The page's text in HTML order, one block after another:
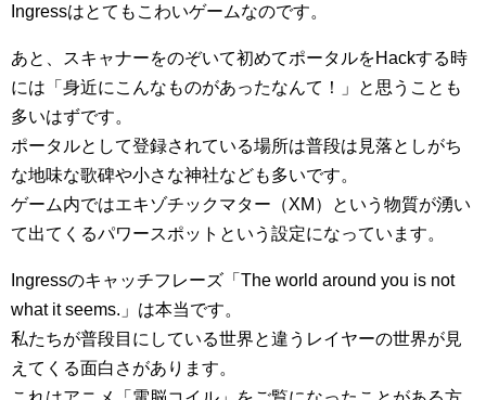
Ingressはとてもこわいゲームなのです。
あと、スキャナーをのぞいて初めてポータルをHackする時
には「身近にこんなものがあったなんて！」と思うことも
多いはずです。
ポータルとして登録されている場所は普段は見落としがち
な地味な歌碑や小さな神社なども多いです。
ゲーム内ではエキゾチックマター（XM）という物質が湧い
て出てくるパワースポットという設定になっています。
Ingressのキャッチフレーズ「The world around you is not
what it seems.」は本当です。
私たちが普段目にしている世界と違うレイヤーの世界が見
えてくる面白さがあります。